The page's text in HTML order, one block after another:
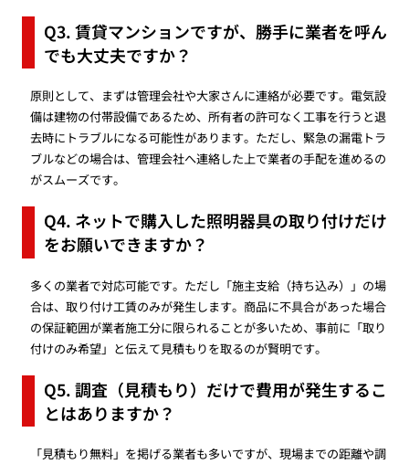
Q3. 賃貸マンションですが、勝手に業者を呼ん
でも大丈夫ですか？
原則として、まずは管理会社や大家さんに連絡が必要です。電気設
備は建物の付帯設備であるため、所有者の許可なく工事を行うと退
去時にトラブルになる可能性があります。ただし、緊急の漏電トラ
ブルなどの場合は、管理会社へ連絡した上で業者の手配を進めるの
がスムーズです。
Q4. ネットで購入した照明器具の取り付けだけ
をお願いできますか？
多くの業者で対応可能です。ただし「施主支給（持ち込み）」の場
合は、取り付け工賃のみが発生します。商品に不具合があった場合
の保証範囲が業者施工分に限られることが多いため、事前に「取り
付けのみ希望」と伝えて見積もりを取るのが賢明です。
Q5. 調査（見積もり）だけで費用が発生するこ
とはありますか？
「見積もり無料」を掲げる業者も多いですが、現場までの距離や調